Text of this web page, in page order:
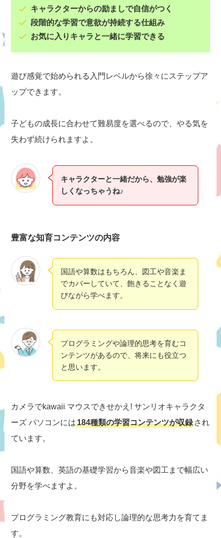
キャラクターからの励ましで自信がつく
段階的な学習で意欲が持続する仕組み
お気に入りキャラと一緒に学習できる
遊び感覚で始められる入門レベルから徐々にステップア
ップできます。
子どもの成長に合わせて難易度を選べるので、やる気を
失わず続けられますよ。
キャラクターと一緒だから、勉強が楽
しくなっちゃうね♪
豊富な知育コンテンツの内容
国語や算数はもちろん、図工や音楽ま
でカバーしていて、飽きることなく遊
びながら学べます。
プログラミングや論理的思考を育むコ
ンテンツがあるので、将来にも役立つ
と思います。
カメラでkawaii マウスできせかえ! サンリオキャラクタ
ーズ パソコンには184種類の学習コンテンツが収録 され
ています。
国語や算数、英語の基礎学習から音楽や図工まで幅広い
分野を学べますよ。
プログラミング教育にも対応し論理的な思考力を育てま
す。